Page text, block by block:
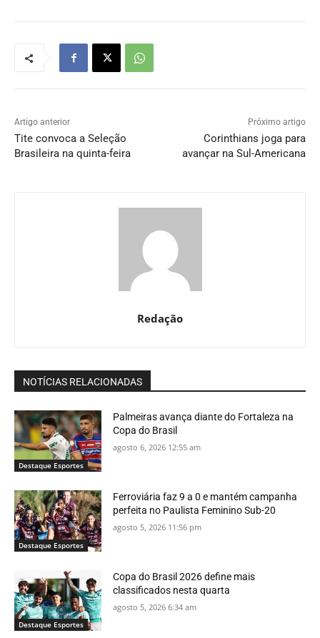
Artigo anterior
Tite convoca a Seleção
Brasileira na quinta-feira
Próximo artigo
Corinthians joga para
avançar na Sul-Americana
Redação
NOTÍCIAS RELACIONADAS
Destaque Esportes
Palmeiras avança diante do Fortaleza na
Copa do Brasil
agosto 6, 2026 12:55 am
Destaque Esportes
Ferroviária faz 9 a 0 e mantém campanha
perfeita no Paulista Feminino Sub-20
agosto 5, 2026 11:56 pm
Destaque Esportes
Copa do Brasil 2026 define mais
classificados nesta quarta
agosto 5, 2026 6:34 am